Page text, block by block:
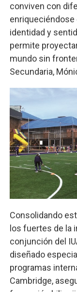
conviven con
enriqueciéndose
identidad y
permite
mundo sin
Secundaria,
Consolidando
los fuertes de la
conjunción del
diseñado
programas
Cambridge,